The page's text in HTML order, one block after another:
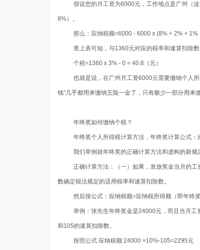
假设您的月工资为6000元，工作地点是广州（
8%）。
那么： 应纳税额=6000 - 6000 x (8% + 2% +
查上表可知，与1360元对应的税率和速算扣除
个税=1360 x 3% - 0 = 40.8 （元）
也就是说，在广州月工资6000元需要缴纳个人
钱”几乎都用来缴纳五险一金了，只有极少一部分用来
年终奖如何缴纳个税？
年终奖个人所得税计算方法，年终奖计算公式：
我们举例就年终奖的正确计算方法和虚构的新规
正确计算方法：（一）如果，发放奖金当月的工
数确定税法规定的适用税率和速算扣除数。
然后按公式：应纳税额=应纳税所得额（即年终
举例：张先生年终奖金是24000元，而且当月工
和105的速算扣除数。
按照公式 应纳税额:24000 ×10%-105=2295元